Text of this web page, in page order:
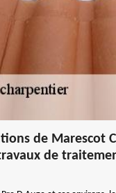
de Marescot
de